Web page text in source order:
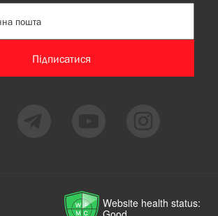
Підписатися
Website health status: